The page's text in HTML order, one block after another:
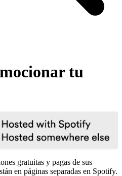
tu
gratuitas y pagas de sus
en páginas separadas en Spotify.